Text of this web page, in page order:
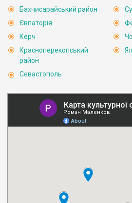
Бахчисарайський район
Євпаторія
Керч
Красноперекопський
район
Севастополь